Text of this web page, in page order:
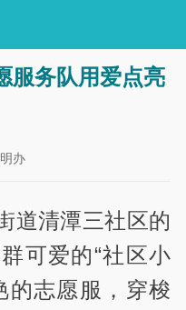
服务队用爱点亮
办
道清潭三社区的
可爱的“社区小
的志愿服，穿梭